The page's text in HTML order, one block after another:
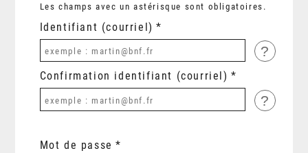
Les champs avec un astérisque sont obligatoires.
Identifiant (courriel)
?
Confirmation identifiant (courriel)
?
Mot de passe